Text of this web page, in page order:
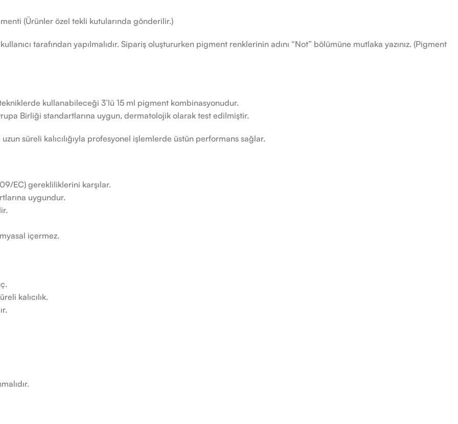
(Ürünler özel tekli kutularında gönderilir.)
tarafından yapılmalıdır. Sipariş oluştururken pigment renklerinin adını “Not” bölümüne mutlaka yazınız. (Pigment
tekniklerde kullanabileceği 3’lü 15 ml pigment kombinasyonudur.
Birliği standartlarına uygun, dermatolojik olarak test edilmiştir.
süreli kalıcılığıyla profesyonel işlemlerde üstün performans sağlar.
EC) gerekliliklerini karşılar.
uygundur.
içermez.
kalıcılık.